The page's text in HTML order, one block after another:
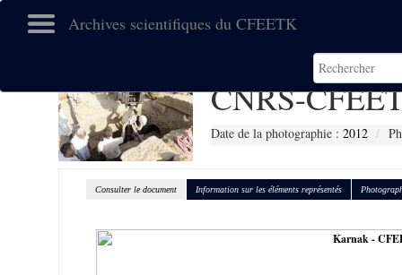
Archives scientifiques du CFEETK
CNRS-
Date de la photographie :2012
Consulter le document Information sur les éléments représentés